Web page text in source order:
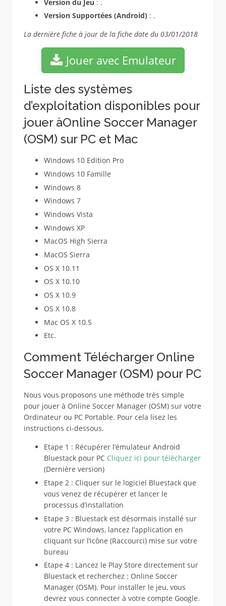
Version du Jeu : .
Version Supportées (Android): .
La dernière fiche à jour de la fiche date du 03/01/2018
Jouer avec Emulateur
Liste des systèmes
d’exploitation disponibles pour
jouer àOnline Soccer Manager
(OSM) sur PC et Mac
Windows 10 Edition Pro
Windows 10 Famille
Windows 8
Windows 7
Windows Vista
Windows XP
MacOS High Sierra
MacOS Sierra
OS X 10.11
OS X 10.10
OS X 10.9
OS X 10.8
Mac OS X 10.5
Etc.
Comment Télécharger Online
Soccer Manager (OSM) pour PC
Nous vous proposons une méthode très simple
pour jouer à Online Soccer Manager (OSM) sur votre
Ordinateur ou PC Portable. Pour cela lisez les
instructions ci-dessous.
Etape 1 : Récupérer l’émulateur Android
Bluestack pour PC Cliquez ici pour télécharger
(Dernière version)
Etape 2 : Cliquer sur le logiciel Bluestack que
vous venez de récupérer et lancer le
processus d’installation
Etape 3 : Bluestack est désormais installé sur
votre PC Windows, lancez l’application en
cliquant sur l’icône (Raccourci) mise sur votre
bureau
Etape 4 : Lancez le Play Store directement sur
Bluestack et recherchez : Online Soccer
Manager (OSM). Pour installer le jeu, vous
devrez vous connecter à votre compte Google.